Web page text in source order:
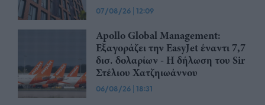
07/08/26 | 12:09
Apollo Global Management:
Εξαγοράζει την EasyJet έναντι 7,7
δισ. δολαρίων - Η δήλωση του Sir
Στέλιου Χατζηιωάννου
06/08/26 | 18:31